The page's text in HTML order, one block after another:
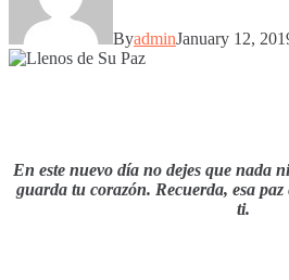
ByadminJanuary 12,
En este nuevo día no dejes que nada
guarda tu corazón. Recuerda, esa
ti.